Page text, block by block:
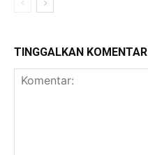
TINGGALKAN KOMENTAR